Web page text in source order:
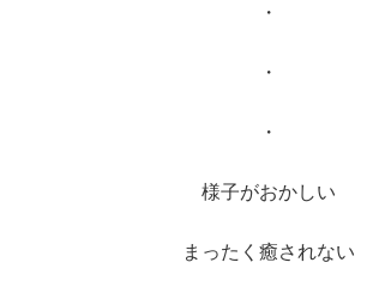
・
・
・
様子がおかしい
まったく癒されない